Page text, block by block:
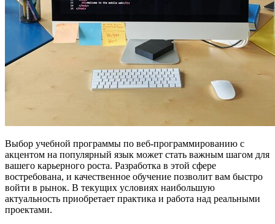
Выбор учебной программы по веб-программированию с
акцентом на популярный язык может стать важным шагом для
вашего карьерного роста. Разработка в этой сфере
востребована, и качественное обучение позволит вам быстро
войти в рынок. В текущих условиях наибольшую
актуальность приобретает практика и работа над реальными
проектами.